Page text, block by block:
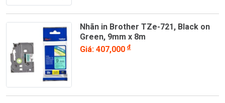
Nhãn in Brother TZe-721, Black on
Green, 9mm x 8m
Giá: 407,000đ